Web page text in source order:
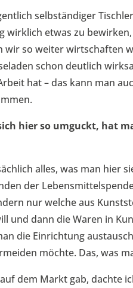
selbständiger
wirklich etwas zu
wir so weiter wirtschaften
schon deutlich
hat – das kann man
hier so umguckt, hat
alles, was man hier
der
nur welche aus
und dann die Waren in
die Einrichtung
möchte. Das, was
dem Markt gab, dachte